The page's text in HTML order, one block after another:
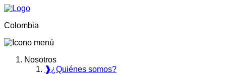
Colombia
Nosotros
❱¿Quiénes somos?